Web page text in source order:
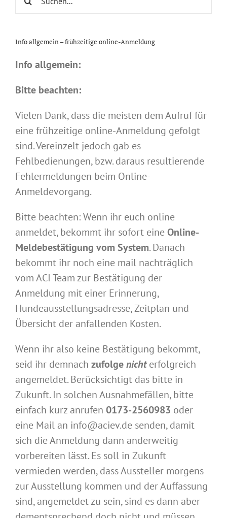
Info allgemein – frühzeitige online-Anmeldung
Info allgemein:
Bitte beachten:
Vielen Dank, dass die meisten dem Aufruf für
eine frühzeitige online-Anmeldung gefolgt
sind. Vereinzelt jedoch gab es
Fehlbedienungen, bzw. daraus resultierende
Fehlermeldungen beim Online-
Anmeldevorgang.
Bitte beachten: Wenn ihr euch online
anmeldet, bekommt ihr sofort eine Online-
Meldebestätigung vom System. Danach
bekommt ihr noch eine mail nachträglich
vom ACI Team zur Bestätigung der
Anmeldung mit einer Erinnerung,
Hundeausstellungsadresse, Zeitplan und
Übersicht der anfallenden Kosten.
Wenn ihr also keine Bestätigung bekommt,
seid ihr demnach zufolgenicht erfolgreich
angemeldet. Berücksichtigt das bitte in
Zukunft. In solchen Ausnahmefällen, bitte
einfach kurz anrufen 0173-2560983 oder
eine Mail an info@aciev.de senden, damit
sich die Anmeldung dann anderweitig
vorbereiten lässt. Es soll in Zukunft
vermieden werden, dass Aussteller morgens
zur Ausstellung kommen und der Auffassung
sind, angemeldet zu sein, sind es dann aber